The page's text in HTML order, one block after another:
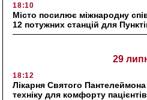
18:10
Місто посилює міжнародну
12 потужних станцій для
29
18:12
Лікарня Святого
техніку для комфорту пацієнтів